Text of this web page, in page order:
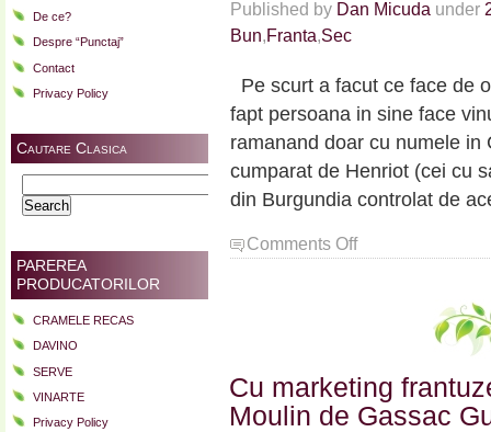
De ce?
Despre “Punctaj”
Contact
Privacy Policy
Cautare Clasica
for:
PAREREA
PRODUCATORILOR
CRAMELE RECAS
DAVINO
SERVE
VINARTE
Privacy Policy
Published by Dan Micuda under
Bun,Franta,Sec
Pe scurt a facut ce face de
fapt persoana in sine face
ramanand doar cu numele
cumparat de Henriot (cei cu
din Burgundia controlat de
Comments Offon
Ce
2011?
Cu marketing
Moulin de Gassac